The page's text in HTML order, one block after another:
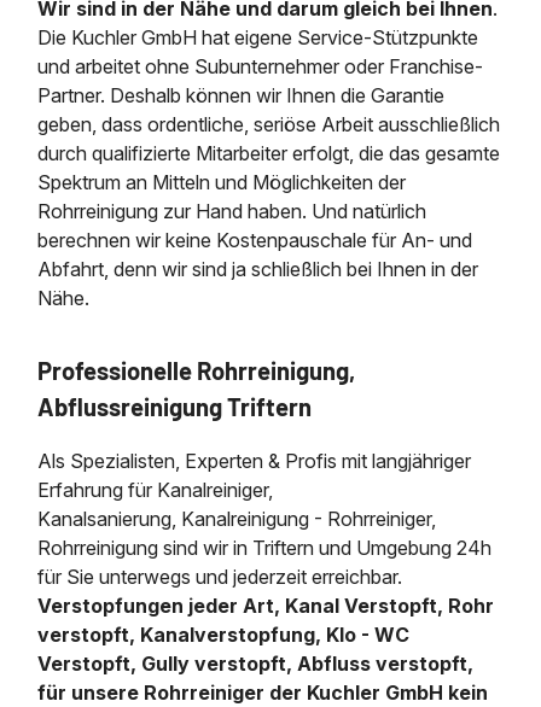
Wir sind in der Nähe und darum gleich bei Ihnen.
Die Kuchler GmbH hat eigene Service-Stützpunkte
und arbeitet ohne Subunternehmer oder Franchise-
Partner. Deshalb können wir Ihnen die Garantie
geben, dass ordentliche, seriöse Arbeit ausschließlich
durch qualifizierte Mitarbeiter erfolgt, die das gesamte
Spektrum an Mitteln und Möglichkeiten der
Rohrreinigung zur Hand haben. Und natürlich
berechnen wir keine Kostenpauschale für An- und
Abfahrt, denn wir sind ja schließlich bei Ihnen in der
Nähe.
Professionelle Rohrreinigung,
Abflussreinigung Triftern
Als Spezialisten, Experten & Profis mit langjähriger
Erfahrung für Kanalreiniger,
Kanalsanierung, Kanalreinigung - Rohrreiniger,
Rohrreinigung sind wir in Triftern und Umgebung 24h
für Sie unterwegs und jederzeit erreichbar.
Verstopfungen jeder Art, Kanal Verstopft, Rohr
verstopft, Kanalverstopfung, Klo - WC
Verstopft, Gully verstopft, Abfluss verstopft,
für unsere Rohrreiniger der Kuchler GmbH kein